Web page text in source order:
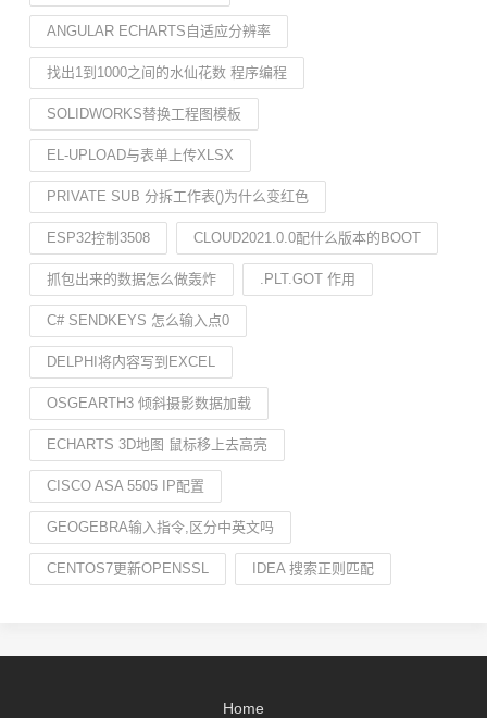
ANGULAR ECHARTS自适应分辨率
找出1到1000之间的水仙花数 程序编程
SOLIDWORKS替换工程图模板
EL-UPLOAD与表单上传XLSX
PRIVATE SUB 分拆工作表()为什么变红色
ESP32控制3508 CLOUD2021.0.0配什么版本的BOOT
抓包出来的数据怎么做轰炸 .PLT.GOT 作用
C# SENDKEYS 怎么输入点0
DELPHI将内容写到EXCEL
OSGEARTH3 倾斜摄影数据加载
ECHARTS 3D地图 鼠标移上去高亮
CISCO ASA 5505 IP配置
GEOGEBRA输入指令,区分中英文吗
CENTOS7更新OPENSSL IDEA 搜索正则匹配
Home